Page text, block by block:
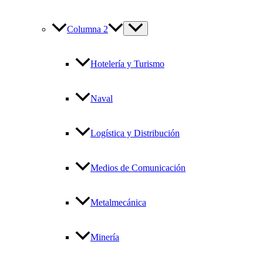
Columna 2
Hotelería y Turismo
Naval
Logística y Distribución
Medios de Comunicación
Metalmecánica
Minería